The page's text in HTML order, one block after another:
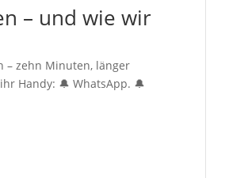
– und wie wir
– zehn Minuten, länger
Handy: 🔔 WhatsApp. 🔔